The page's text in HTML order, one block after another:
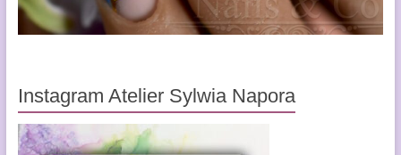
Instagram Atelier Sylwia Napora